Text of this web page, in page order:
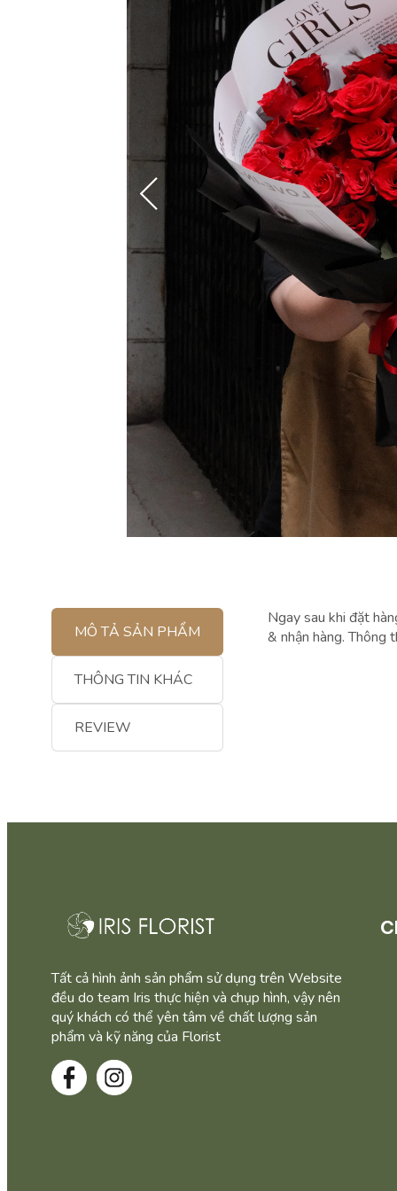
MÔ TẢ SẢN PHẨM
THÔNG TIN KHÁC
REVIEW
Ngay sau khi đặt
& nhận hàng. Thông
Tất cả hình ảnh sản phẩm sử dụng trên Website
đều do team Iris thực hiện và chụp hình, vậy nên
quý khách có thể yên tâm về chất lượng sản
phẩm và kỹ năng của Florist